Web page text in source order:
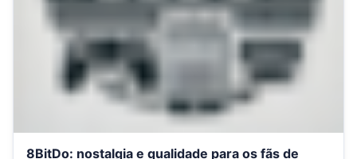
8BitDo: nostalgia e qualidade para os fãs de